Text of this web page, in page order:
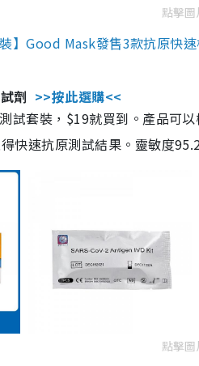
點擊
】Good Mask發售3款抗原快
劑 >>按此選購<<
試套裝，$19就買到。產品可
快速抗原測試結果。靈敏度
點擊